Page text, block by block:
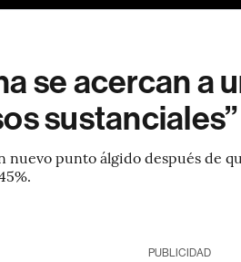
se acercan a
nuevo punto álgido después de
PUBLICIDAD